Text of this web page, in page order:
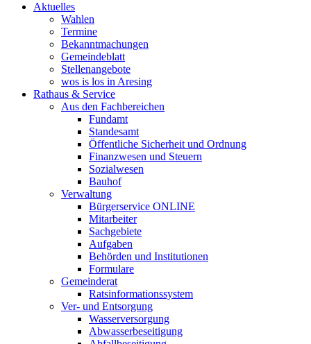
Aktuelles
Wahlen
Termine
Bekanntmachungen
Gemeindeblatt
Stellenangebote
wos is los in Aresing
Rathaus & Service
Aus den Fachbereichen
Fundamt
Standesamt
Öffentliche Sicherheit und Ordnung
Finanzwesen und Steuern
Sozialwesen
Bauhof
Verwaltung
Bürgerservice ONLINE
Mitarbeiter
Sachgebiete
Aufgaben
Behörden und Institutionen
Formulare
Gemeinderat
Ratsinformationssystem
Ver- und Entsorgung
Wasserversorgung
Abwasserbeseitigung